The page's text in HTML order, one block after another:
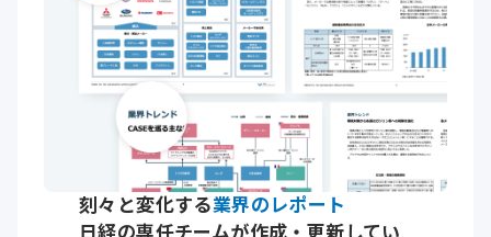
刻々と変化する業界のレポート
日経の専任チームが作成・更新してい